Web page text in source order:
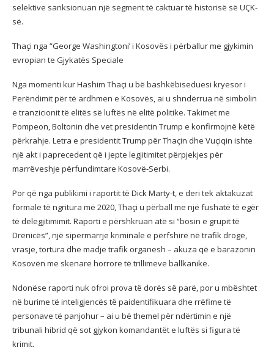
selektive sanksionuan një segment të caktuar të historisë së UÇK-
së.
Thaçi nga “George Washingtoni’ i Kosovës i përballur me gjykimin
evropian te Gjykatës Speciale
Nga momenti kur Hashim Thaçi u bë bashkëbiseduesi kryesor i
Perëndimit për të ardhmen e Kosovës, ai u shndërrua në simbolin
e tranzicionit të elitës së luftës në elitë politike. Takimet me
Pompeon, Boltonin dhe vet presidentin Trump e konfirmojnë këtë
përkrahje. Letra e presidentit Trump për Thaçin dhe Vuçiqin ishte
një akt i paprecedent që i jepte legjitimitet përpjekjes për
marrëveshje përfundimtare Kosovë-Serbi.
Por që nga publikimi i raportit të Dick Marty-t, e deri tek aktakuzat
formale të ngritura më 2020, Thaçi u përball me një fushatë të egër
të delegjitimimit. Raporti e përshkruan atë si “bosin e grupit të
Drenicës”, një sipërmarrje kriminale e përfshirë në trafik droge,
vrasje, tortura dhe madje trafik organesh – akuza që e barazonin
Kosovën me skenare horrore të trillimeve ballkanike.
Ndonëse raporti nuk ofroi prova të dorës së parë, por u mbështet
në burime të inteligjencës të paidentifikuara dhe rrëfime të
personave të panjohur – ai u bë themel për ndërtimin e një
tribunali hibrid që sot gjykon komandantët e luftës si figura të
krimit.